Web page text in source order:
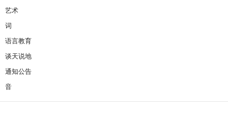
艺术
词
语言教育
谈天说地
通知公告
音